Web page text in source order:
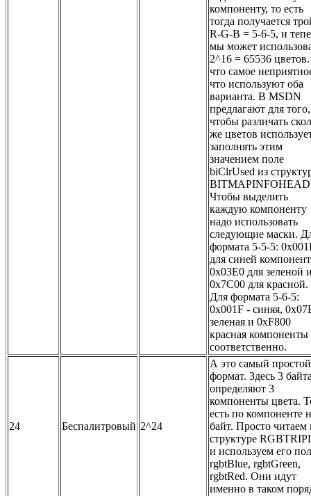
компоненту, то есть
тогда получается
R-G-B = 5-6-5, и
мы может
2^16 = 65536
что самое
что используют оба
варианта. В MSDN
предлагают для того,
чтобы различать
же цветов
заполнять этим
значением поле
biClrUsed из
Чтобы выделить
каждую компоненту
надо использовать
следующие маски.
формата 5-5-5:
для синей
0x03E0 для зеленой
0x7C00 для красной.
Для формата 5-6-5:
0x001F - синяя,
зеленая и 0xF800
красная компоненты
соответственно.
24 Беспалитровый 2^24
А это самый простой
формат. Здесь 3
определяют 3
компоненты цвета.
есть по компоненте
байт. Просто читаем
структуре
и используем его
rgbtBlue, rgbtGreen,
rgbtRed. Они идут
именно в таком